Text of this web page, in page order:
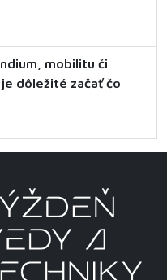
mobilitu či
dôležité začať čo